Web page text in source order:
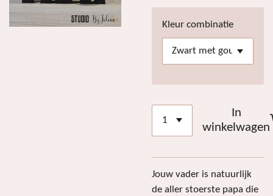
Kleur combinatie
In
winkelwagen
Jouw vader is natuurlijk
de aller stoerste papa die